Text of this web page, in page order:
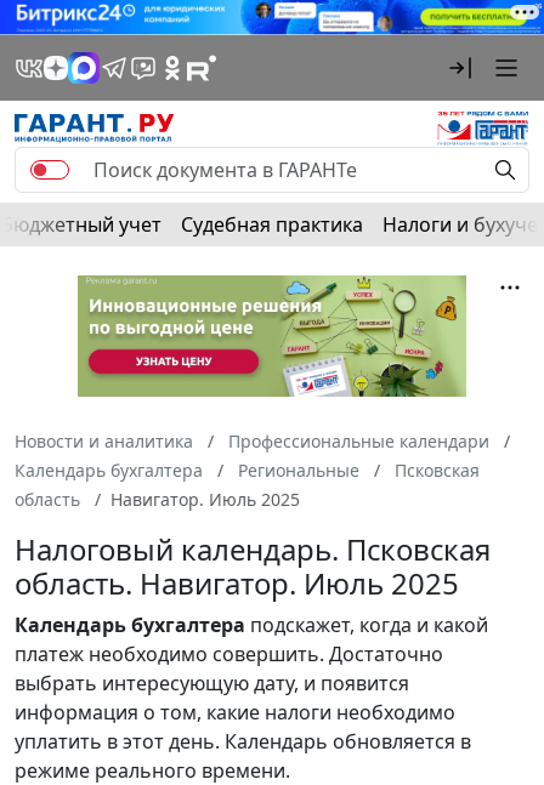
Бюджетный учет Судебная практика Налоги и
Новости и аналитика
Профессиональные календари
Календарь бухгалтера
Региональные
Псковская
область
Навигатор. Июль 2025
Налоговый календарь. Псковская
область. Навигатор. Июль 2025
Календарьбухгалтера подскажет, когда и какой
платеж необходимо совершить. Достаточно
выбрать интересующую дату, и появится
информация о том, какие налоги необходимо
уплатить в этот день. Календарь обновляется в
режиме реального времени.